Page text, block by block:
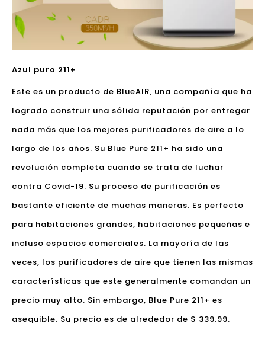
Azul puro 211+
Este es un producto de BlueAIR, una compañía que ha
logrado construir una sólida reputación por entregar
nada más que los mejores purificadores de aire a lo
largo de los años. Su Blue Pure 211+ ha sido una
revolución completa cuando se trata de luchar
contra Covid-19. Su proceso de purificación es
bastante eficiente de muchas maneras. Es perfecto
para habitaciones grandes, habitaciones pequeñas e
incluso espacios comerciales. La mayoría de las
veces, los purificadores de aire que tienen las mismas
características que este generalmente comandan un
precio muy alto. Sin embargo, Blue Pure 211+ es
asequible. Su precio es de alrededor de $ 339.99.